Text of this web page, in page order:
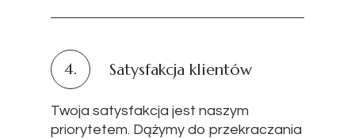
4. Satysfakcja klientów
Twoja satysfakcja jest naszym
priorytetem. Dążymy do przekraczania